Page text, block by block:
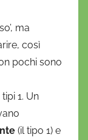
ma
così
pochi sono
1. Un
(il tipo 1) e